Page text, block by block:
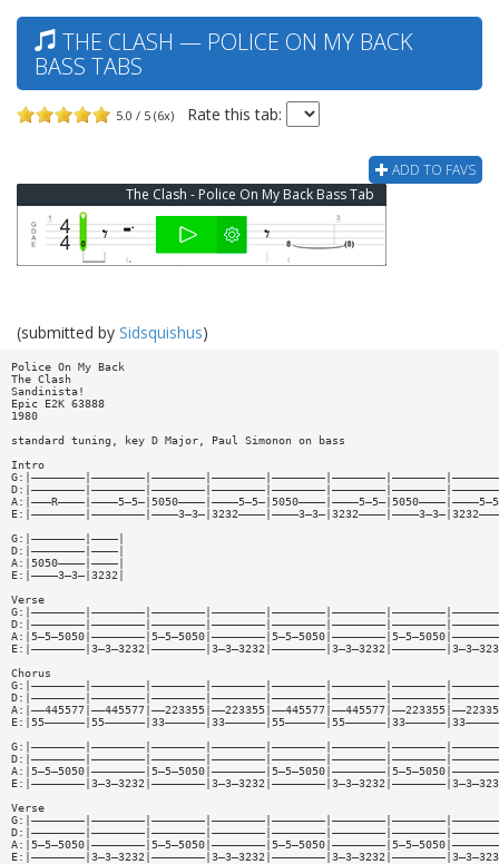
THE CLASH — POLICE ON MY BACK
BASS TABS
5.0 / 5 (6x) Rate this tab:
ADD TO FAVS
The Clash - Police On My Back Bass Tab
(submitted by Sidsquishus)
Police On My Back
The Clash
Sandinista!
Epic E2K 63888
1980
standard tuning, key D Major, Paul Simonon on bass
Intro
G:|————————|————|
D:|————————|————|
A:|5050————|————|
E:|————3—3—|3232|
Verse
Chorus
Verse